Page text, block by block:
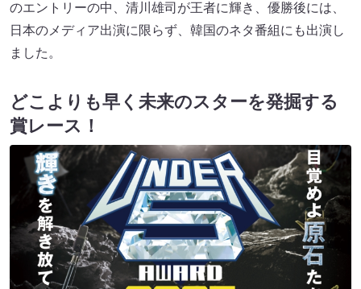
のエントリーの中、清川雄司が王者に輝き、優勝後には、
日本のメディア出演に限らず、韓国のネタ番組にも出演し
ました。
どこよりも早く未来のスターを発掘する
賞レース！